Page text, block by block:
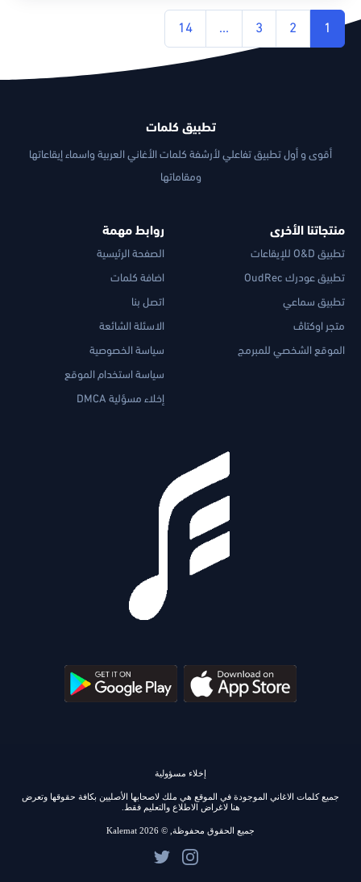
1
2
3
…
14
تطبيق كلمات
أقوى و أول تطبيق تفاعلي لأرشفة كلمات الأغاني العربية واسماء إيقاعاتها
ومقاماتها
منتجاتنا الأخرى
تطبيق O&D للإيقاعات
تطبيق عودرك OudRec
تطبيق سماعي
متجر اوكتاڤ
الموقع الشخصي للمبرمج
روابط مهمة
الصفحة الرئيسية
اضافة كلمات
اتصل بنا
الاسئلة الشائعة
سياسة الخصوصية
سياسة استخدام الموقع
إخلاء مسؤلية DMCA
إخلاء مسؤولية
جميع كلمات الاغاني الموجودة في الموقع هي ملك لاصحابها الأصليين بكافة حقوقها وتعرض
هنا لاغراض الاطلاع والتعليم فقط.
جميع الحقوق محفوظة, © 2026 Kalemat